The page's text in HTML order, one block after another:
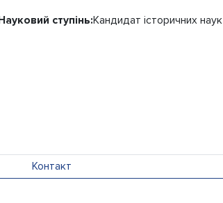
ступінь:Кандидат історичних наук
Контакт